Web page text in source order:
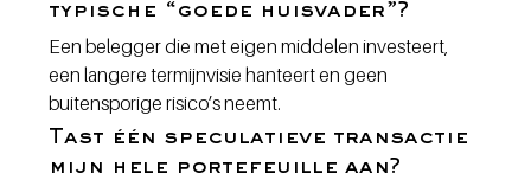
typische “goede huisvader”?
Een belegger die met eigen middelen investeert,
een langere termijnvisie hanteert en geen
buitensporige risico’s neemt.
Tast één speculatieve transactie
mijn hele portefeuille aan?